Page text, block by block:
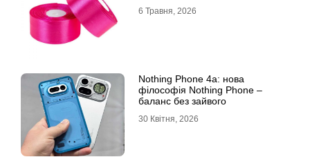
6 Травня, 2026
Nothing Phone 4a: нова
філософія Nothing Phone –
баланс без зайвого
30 Квітня, 2026